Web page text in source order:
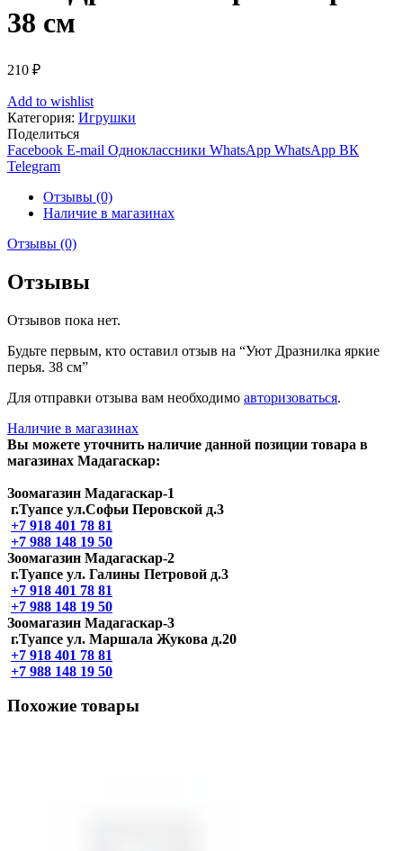
38 см
210 ₽
Add to wishlist
Категория: Игрушки
Поделиться
Facebook E-mail Одноклассники WhatsApp WhatsApp ВК
Telegram
Отзывы (0)
Наличие в магазинах
Отзывы (0)
Отзывы
Отзывов пока нет.
Будьте первым, кто оставил отзыв на “Уют Дразнилка яркие
перья. 38 см”
Для отправки отзыва вам необходимо авторизоваться.
Наличие в магазинах
Вы можете уточнить наличие данной позиции товара в
магазинах Мадагаскар:
Зоомагазин Мадагаскар-1
г.Туапсе ул.Софьи Перовской д.3
+7 918 401 78 81
+7 988 148 19 50
Зоомагазин Мадагаскар-2
г.Туапсе ул. Галины Петровой д.3
+7 918 401 78 81
+7 988 148 19 50
Зоомагазин Мадагаскар-3
г.Туапсе ул. Маршала Жукова д.20
+7 918 401 78 81
+7 988 148 19 50
Похожие товары